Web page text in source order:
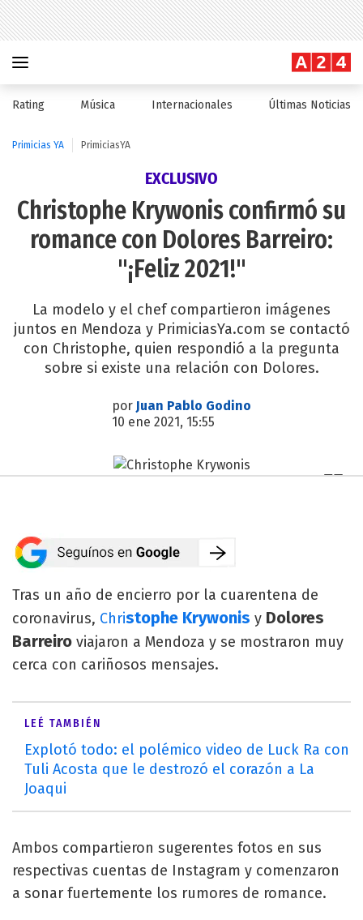
Rating Música Internacionales Últimas Noticias
Primicias YA PrimiciasYA
EXCLUSIVO
Christophe Krywonis confirmó su
romance con Dolores Barreiro:
"¡Feliz 2021!"
La modelo y el chef compartieron imágenes
juntos en Mendoza y PrimiciasYa.com se contactó
con Christophe, quien respondió a la pregunta
sobre si existe una relación con Dolores.
por Juan Pablo Godino
10 ene 2021, 15:55
Tras un año de encierro por la cuarentena de
coronavirus, Christophe Krywonis y Dolores
Barreiro viajaron a Mendoza y se mostraron muy
cerca con cariñosos mensajes.
LEÉ TAMBIÉN
Explotó todo: el polémico video de Luck Ra con
Tuli Acosta que le destrozó el corazón a La
Joaqui
Ambos compartieron sugerentes fotos en sus
respectivas cuentas de Instagram y comenzaron
a sonar fuertemente los rumores de romance.